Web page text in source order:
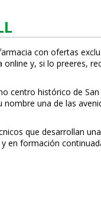
con ofertas
y, si lo prefieres,
centro histórico de
una de las
que desarrollan
en formación